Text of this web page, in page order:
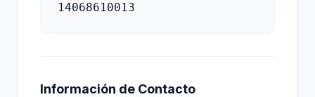
14068610013
Información de Contacto